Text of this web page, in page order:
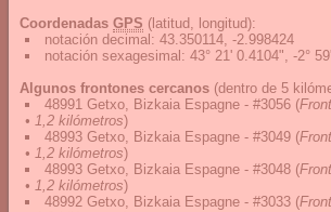
Coordenadas GPS (latitud, longitud):
notación decimal : 43.350114, -2.998424
notación sexagesimal : 43° 21' 0.4104", -2°
Algunos frontones cercanos (dentro de 5
48991 Getxo, Bizkaia Espagne - #3056 (
• 1,2 kilómetros)
48993 Getxo, Bizkaia Espagne - #3049 (
• 1,2 kilómetros)
48993 Getxo, Bizkaia Espagne - #3048 (
• 1,2 kilómetros)
48992 Getxo, Bizkaia Espagne - #3033 (